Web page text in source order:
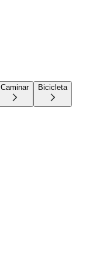
Caminar Bicicleta